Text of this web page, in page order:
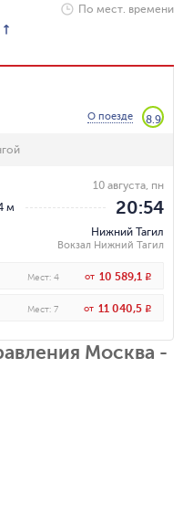
По мест. времени
О поезде 8.9
м
10 августа, пн
20:54
Нижний Тагил
Вокзал Нижний Тагил
Мест: 4 от 10 589,1 R
Мест: 7 от 11 040,5 R
Москва -